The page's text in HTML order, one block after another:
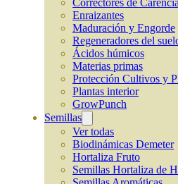
Correctores de
Enraizantes
Maduración y Engorde
Regeneradores del
Ácidos húmicos
Materias primas
Protección Cultivos y
Plantas interior
GrowPunch
Semillas
Ver todas
Biodinámicas Demeter
Hortaliza Fruto
Semillas Hortaliza de